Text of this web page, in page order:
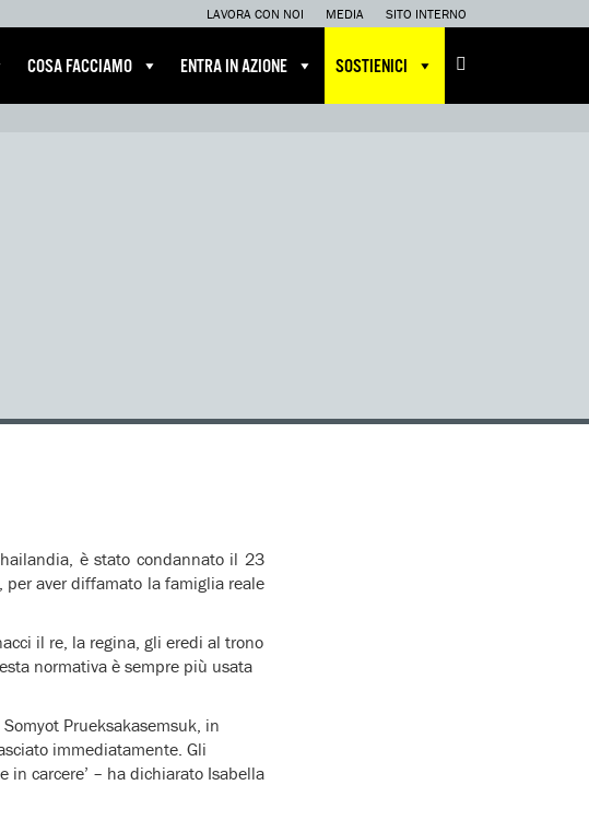
LAVORA CON NOI MEDIA SITO INTERNO
COSA FACCIAMO ENTRA IN AZIONE SOSTIENICI
è stato condannato il 23
aver diffamato la famiglia reale
il re, la regina, gli eredi al trono
normativa è sempre più usata
Prueksakasemsuk, in
immediatamente. Gli
carcere’ – ha dichiarato Isabella